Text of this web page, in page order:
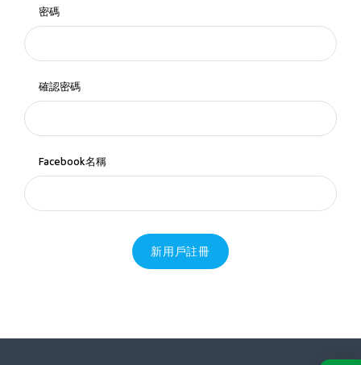
密碼
確認密碼
Facebook名稱
新用戶註冊